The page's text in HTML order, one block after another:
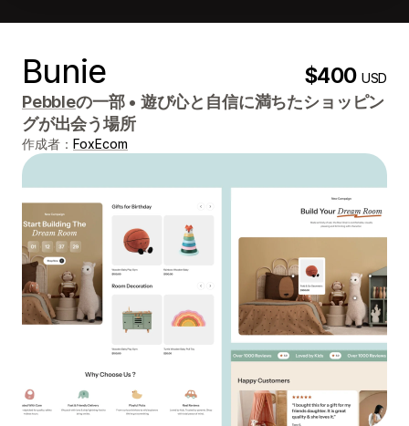
Bunie $400USD
Pebbleの一部 • 遊び心と自信に満ちたショッピン
グが出会う場所
作成者： FoxEcom